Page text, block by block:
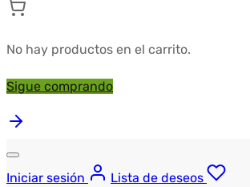
No hay productos en el carrito.
Sigue comprando
Iniciar sesión
Lista de deseos